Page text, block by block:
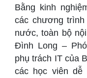
Bằng kinh
các chương
nước, toàn bộ
Đình Long –
phụ trách IT của
các học viên dễ